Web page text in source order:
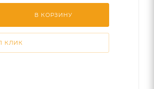
В КОРЗИНУ
КЛИК